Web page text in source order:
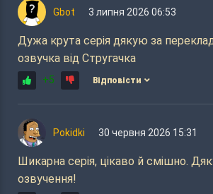
Gbot 3 липня 2026 06:53
Дужа крута серія дякую за
озвучка від Стругачка
+5 Відповісти
Pokidki 30 червня 2026 15:31
Шикарна серія, цікаво й смішно.
озвучення!